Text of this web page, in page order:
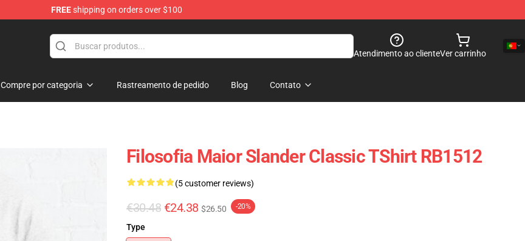
FREEshipping on orders over $100
Atendimento ao clienteVer carrinho
Compre por categoria Rastreamento de pedido Blog Contato
Filosofia Maior Slander Classic TShirt RB1512
(5 customer reviews)
€30.48 €24.38 $26.50 -20%
Type